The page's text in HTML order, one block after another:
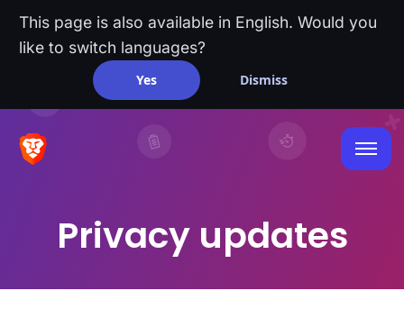
This page is also available in English. Would you
like to switch languages?
Yes Dismiss
Privacy updates